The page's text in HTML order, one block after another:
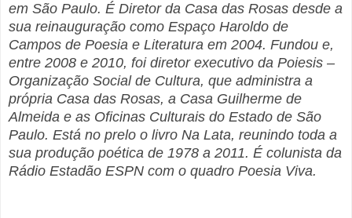
em São Paulo. É Diretor da Casa das Rosas desde a
sua reinauguração como Espaço Haroldo de
Campos de Poesia e Literatura em 2004. Fundou e,
entre 2008 e 2010, foi diretor executivo da Poiesis –
Organização Social de Cultura, que administra a
própria Casa das Rosas, a Casa Guilherme de
Almeida e as Oficinas Culturais do Estado de São
Paulo. Está no prelo o livro Na Lata, reunindo toda a
sua produção poética de 1978 a 2011. É colunista da
Rádio Estadão ESPN com o quadro Poesia Viva.